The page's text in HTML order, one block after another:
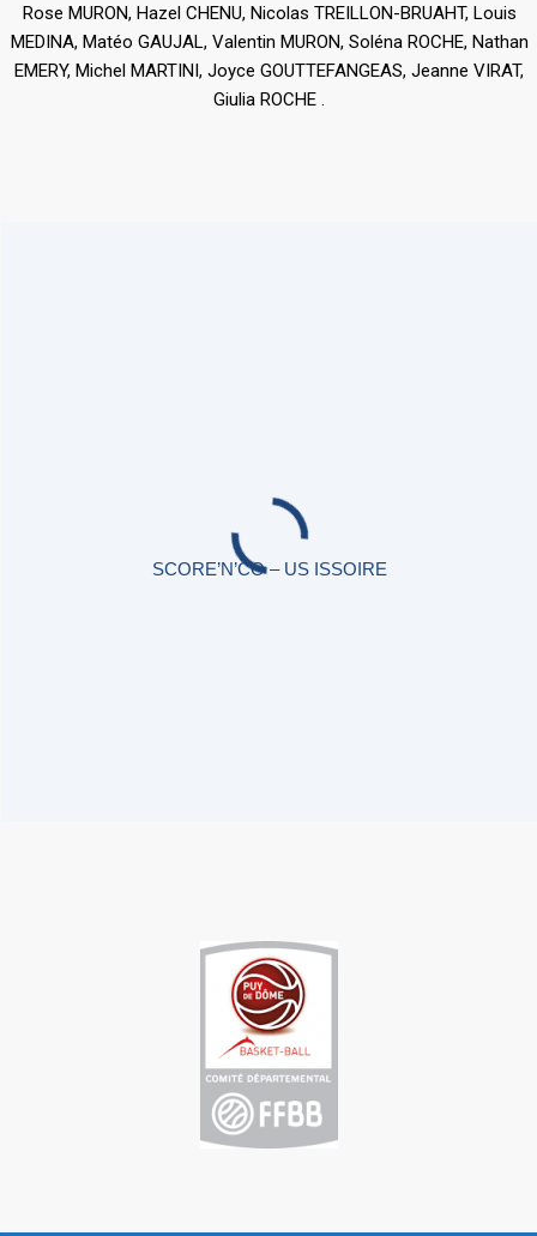
Rose MURON, Hazel CHENU, Nicolas TREILLON-BRUAHT, Louis
MEDINA, Matéo GAUJAL, Valentin MURON, Soléna ROCHE, Nathan
EMERY, Michel MARTINI, Joyce GOUTTEFANGEAS, Jeanne VIRAT,
Giulia ROCHE .
SCORE’N’CO – US ISSOIRE